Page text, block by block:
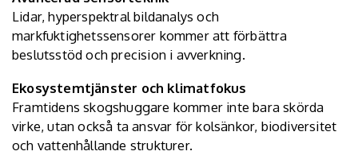
Lidar, hyperspektral bildanalys och
markfuktighetssensorer kommer att förbättra
beslutsstöd och precision i avverkning.
Ekosystemtjänster och klimatfokus
Framtidens skogshuggare kommer inte bara skörda
virke, utan också ta ansvar för kolsänkor, biodiversitet
och vattenhållande strukturer.